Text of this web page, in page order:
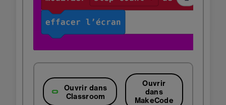
Ouvrir dans
Classroom
Ouvrir
dans
MakeCode